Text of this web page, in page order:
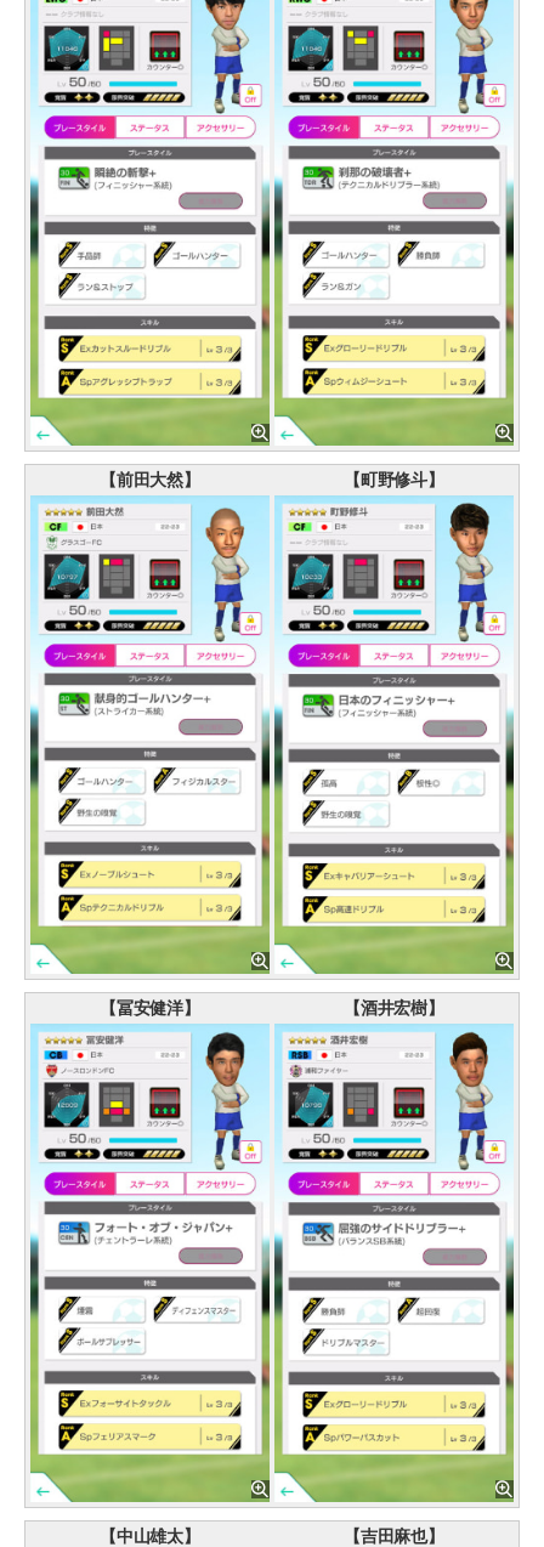
【前田大然】 【町野修斗】
【冨安健洋】 【酒井宏樹】
【中山雄太】 【吉田麻也】